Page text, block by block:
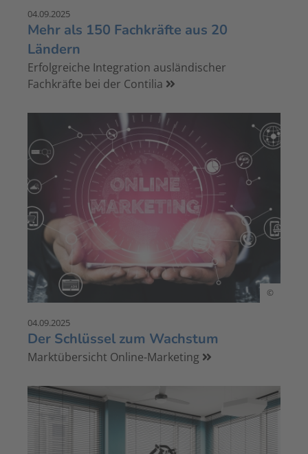
04.09.2025
Mehr als 150 Fachkräfte aus 20
Ländern
Erfolgreiche Integration ausländischer
Fachkräfte bei der Contilia
©
04.09.2025
Der Schlüssel zum Wachstum
Marktübersicht Online-Marketing